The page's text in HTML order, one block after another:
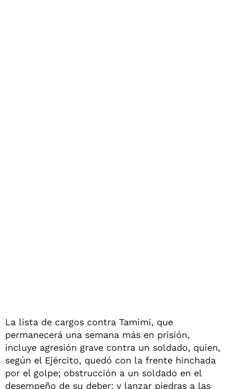
La lista de cargos contra Tamimi, que
permanecerá una semana más en prisión,
incluye agresión grave contra un soldado, quien,
según el Ejército, quedó con la frente hinchada
por el golpe; obstrucción a un soldado en el
desempeño de su deber; y lanzar piedras a las